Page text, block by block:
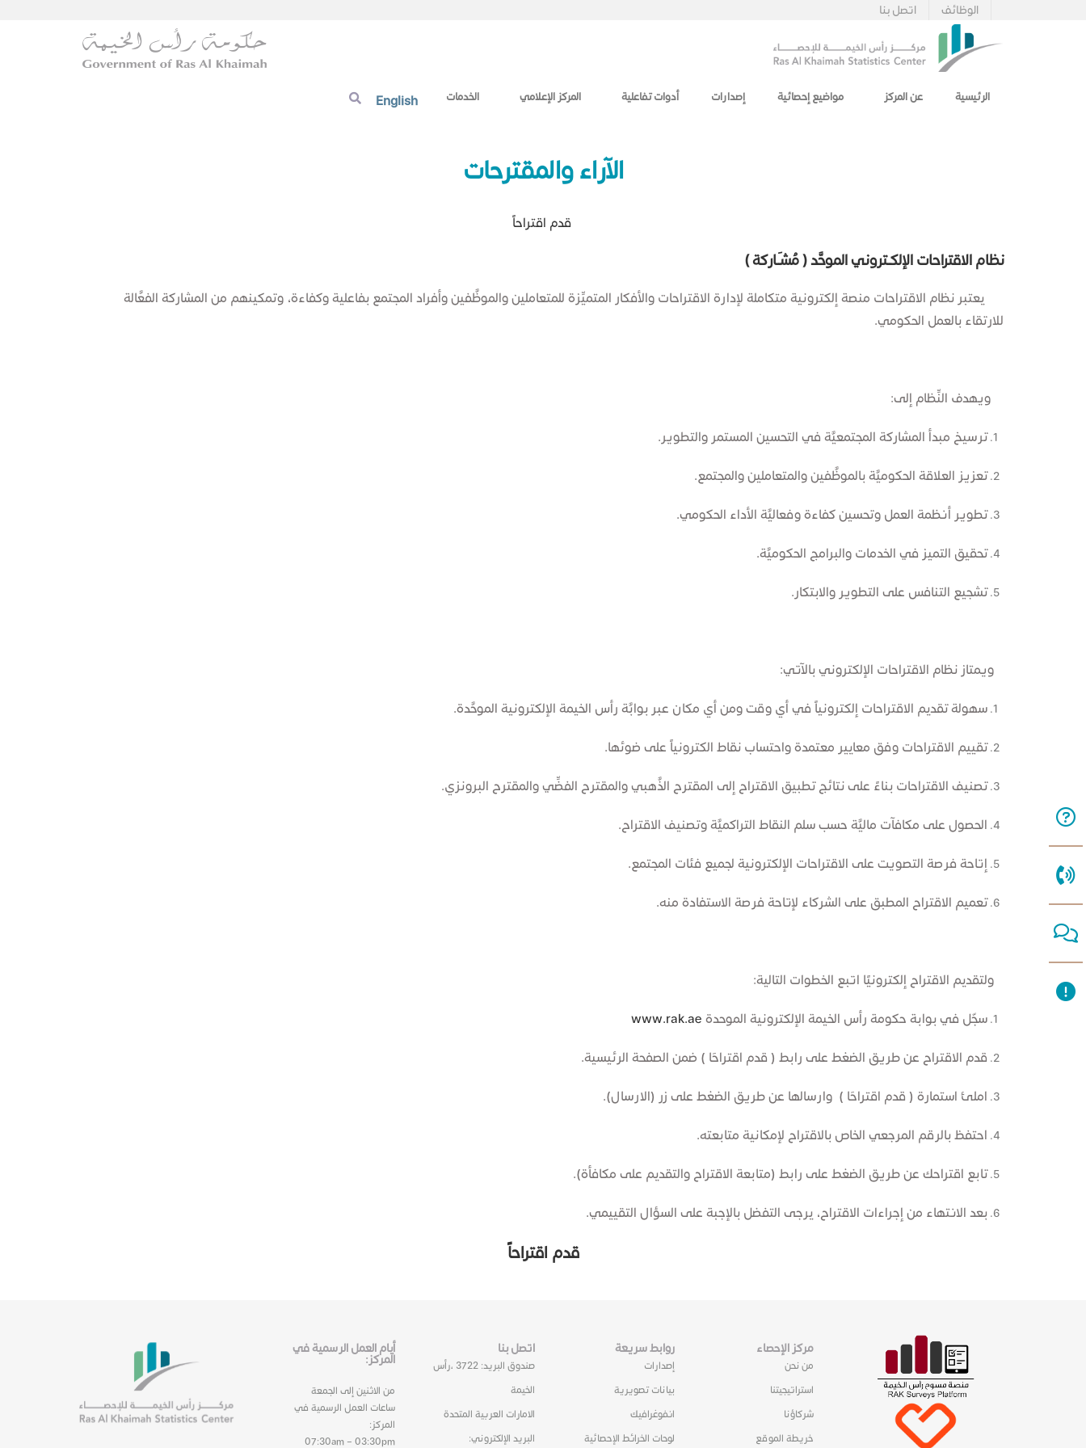
اتصل بنا الوظائف
الرئيسية عن المركز مواضيع إحصائية إصدارات أدوات تفاعلية المركز الإعلامي الخدمات English
​​​​​​الآراء والمقترحات
قدم​ اقت​​راحاً​​
نظام الاقتراحات الإلكــتروني الموحَّد ​( مُشـَـ​اركة )
يعتبر نظام الاقتراحات منصة إلكترونية متكاملة لإدارة الاقتراحات والأفكار المتميِّزة للمتعاملين والموظَّفين وأفراد المجتمع بفاعلية وكفاءة، وتمكينهم من المشاركة الفعَّالة
للارتقاء بالعمل الحكومي.
ويهدف النِّظام إلى:​
ترسيخ مبدأ المشاركة المجتمعيَّة في التحسين المستمر والتطوير.
تعزيز العلاقة الحكوميَّة بالموظَّفين والمتعاملين والمجتمع.
تطوير أنظمة العمل وتحسين كفاءة وفعاليَّة الأداء الحكومي.
تحقيق التميُّز في الخدمات والبرامج الحكوميَّة.
تشجيع التنافس على التطوير والابتكار.
ويمتاز نظام الاقتراحات الإلكتروني بالآتي:
سهولة تقديم الاقتراحات إلكترونياً في أي وقت ومن أي مكان عبر بوابَّة رأس الخيمة الإلكترونية الموحَّدة.
تقييم الاقتراحات وفق معايير معتمدة واحتساب نقاط الكترونياً على ضوئها.
تصنيف الاقتراحات بناءً على نتائج تطبيق الاقتراح إلى المقترح الذَّهبي والمقترح الفضِّي والمقترح البرونزي.
الحصول على مكافآت ماليَّة حسب سلم النقاط التراكميَّة وتصنيف الاقتراح.
إتاحة فرصة التصويت على الاقتراحات الإلكترونية لجميع فئات المجتمع.
تعميم الاقتراح المطبق على الشركاء لإتاحة فرصة الاستفادة منه.
ولتقديم الاقتراح إلكترونيًا اتبع الخطوات التالية:​
سجّل في بوابة حكومة رأس الخيمة الإلكترونية الموحدة www.​rak.ae
قدم الاقتراح عن طريق الضغط على رابط ( قدم اقتراحَا ) ضمن الصفحة الرئيسية.
املئ استمارة ( قدم اقتراحَا ) وارسالها عن طريق الضغط على زر (الارسال).
احتفظ بالرقم المرجعي الخاص بالاقتراح لإمكانية متابعته.
تابع اقتراحك عن طريق الضغط على رابط (متابعة الاقتراح والتقديم على مكافأة).
بعد الانتهاء من إجراءات الاقتراح، يرجى التفضل بالإجبة على السؤال التقييمي.
قدم​ اقت​​راحاً
مركز الإحصاء
من نحن
استراتيجيتنا
شركاؤنا
خريطة الموقع
روابط سريعة
إصدارات
بيانات تصويرية
انفوغرافيك
لوحات الخرائط الإحصائية
اتصل بنا
صندوق البريد: 3722 ،رأس
الخيمة
الامارات العربية المتحدة
البريد الإلكتروني:
أيام العمل الرسمية في
المركز:
من الاثنين إلى الجمعة
ساعات العمل الرسمية في
المركز:
07:30am – 03:30pm